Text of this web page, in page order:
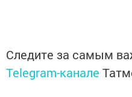
Следите за самым
Telegram-канале